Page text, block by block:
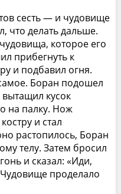
сесть — и чудовище
что делать дальше.
которое его
прибегнуть к
и подбавил огня.
Боран подошел
кусок
на палку. Нож
и стал
растопилось, Боран
телу. Затем бросил
и сказал: «Иди,
проделало